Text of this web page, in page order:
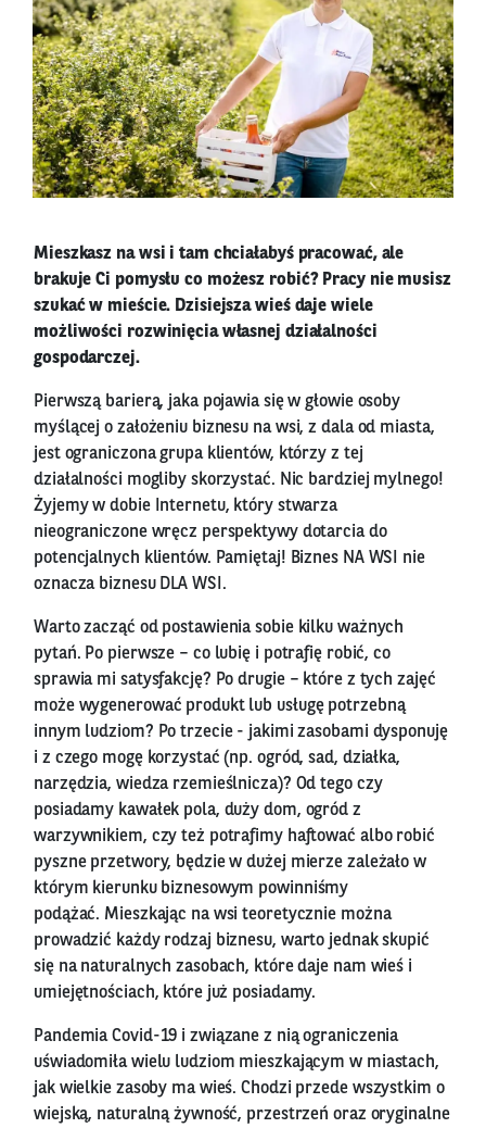
Mieszkasz na wsi i tam chciałabyś pracować, ale
brakuje Ci pomysłu co możesz robić? Pracy nie musisz
szukać w mieście. Dzisiejsza wieś daje wiele
możliwości rozwinięcia własnej działalności
gospodarczej.
Pierwszą barierą, jaka pojawia się w głowie osoby
myślącej o założeniu biznesu na wsi, z dala od miasta,
jest ograniczona grupa klientów, którzy z tej
działalności mogliby skorzystać. Nic bardziej mylnego!
Żyjemy w dobie Internetu, który stwarza
nieograniczone wręcz perspektywy dotarcia do
potencjalnych klientów. Pamiętaj! Biznes NA WSI nie
oznacza biznesu DLA WSI.
Warto zacząć od postawienia sobie kilku ważnych
pytań. Po pierwsze – co lubię i potrafię robić, co
sprawia mi satysfakcję? Po drugie – które z tych zajęć
może wygenerować produkt lub usługę potrzebną
innym ludziom? Po trzecie - jakimi zasobami dysponuję
i z czego mogę korzystać (np. ogród, sad, działka,
narzędzia, wiedza rzemieślnicza)? Od tego czy
posiadamy kawałek pola, duży dom, ogród z
warzywnikiem, czy też potrafimy haftować albo robić
pyszne przetwory, będzie w dużej mierze zależało w
którym kierunku biznesowym powinniśmy
podążać. Mieszkając na wsi teoretycznie można
prowadzić każdy rodzaj biznesu, warto jednak skupić
się na naturalnych zasobach, które daje nam wieś i
umiejętnościach, które już posiadamy.
Pandemia Covid-19 i związane z nią ograniczenia
uświadomiła wielu ludziom mieszkającym w miastach,
jak wielkie zasoby ma wieś. Chodzi przede wszystkim o
wiejską, naturalną żywność, przestrzeń oraz oryginalne